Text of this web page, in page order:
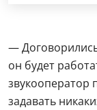
—
он будет
звукооператор
задавать